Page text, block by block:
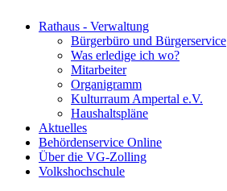
Rathaus - Verwaltung
Bürgerbüro und Bürgerservice
Was erledige ich wo?
Mitarbeiter
Organigramm
Kulturraum Ampertal e.V.
Haushaltspläne
Aktuelles
Behördenservice Online
Über die VG-Zolling
Volkshochschule